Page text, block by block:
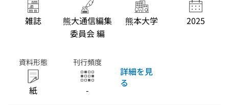
雑誌
熊大通信編集
委員会 編
熊本大学 2025
資料形態
紙
刊行頻度
-
詳細を見
る